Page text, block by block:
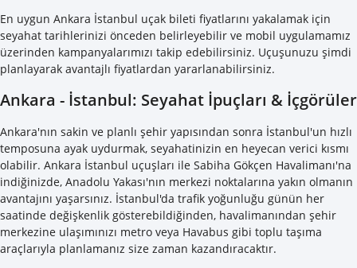
En uygun Ankara İstanbul uçak bileti fiyatlarını yakalamak için
seyahat tarihlerinizi önceden belirleyebilir ve mobil uygulamamız
üzerinden kampanyalarımızı takip edebilirsiniz. Uçuşunuzu şimdi
planlayarak avantajlı fiyatlardan yararlanabilirsiniz.
Ankara - İstanbul: Seyahat İpuçları & İçgörüler
Ankara'nın sakin ve planlı şehir yapısından sonra İstanbul'un hızlı
temposuna ayak uydurmak, seyahatinizin en heyecan verici kısmı
olabilir. Ankara İstanbul uçuşları ile Sabiha Gökçen Havalimanı'na
indiğinizde, Anadolu Yakası'nın merkezi noktalarına yakın olmanın
avantajını yaşarsınız. İstanbul'da trafik yoğunluğu günün her
saatinde değişkenlik gösterebildiğinden, havalimanından şehir
merkezine ulaşımınızı metro veya Havabus gibi toplu taşıma
araçlarıyla planlamanız size zaman kazandıracaktır.